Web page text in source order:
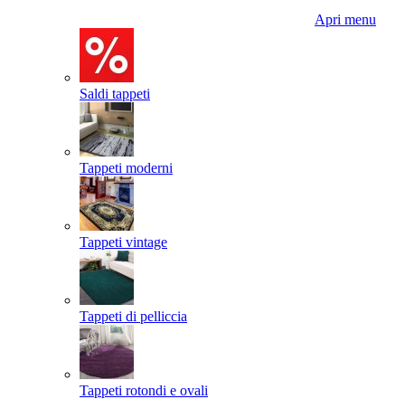
Apri menu
Saldi tappeti
Tappeti moderni
Tappeti vintage
Tappeti di pelliccia
Tappeti rotondi e ovali